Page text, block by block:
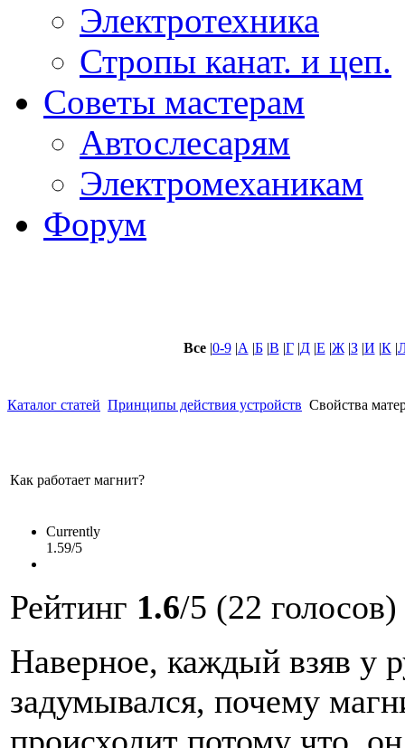
Электротехника
Стропы канат. и цеп.
Советы мастерам
Автослесарям
Электромеханикам
Форум
Все|0-9|А |Б|В |Г|Д|Е |Ж|З|И |К|
Каталог статей Принципы действия устройств Свойства
Как работает магнит?
Currently
1.59/5
Рейтинг 1.6/5 (22 голосов)
Наверное, каждый взяв у
задумывался, почему